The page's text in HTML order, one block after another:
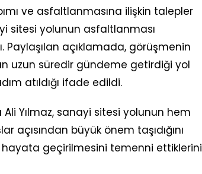
ve asfaltlanmasına ilişkin talepler
sitesi yolunun asfaltlanması
Paylaşılan açıklamada, görüşmenin
uzun süredir gündeme getirdiği yol
atıldığı ifade edildi.
Ali Yılmaz, sanayi sitesi yolunun hem
büyük önem taşıdığını
hayata geçirilmesini temenni ettiklerini